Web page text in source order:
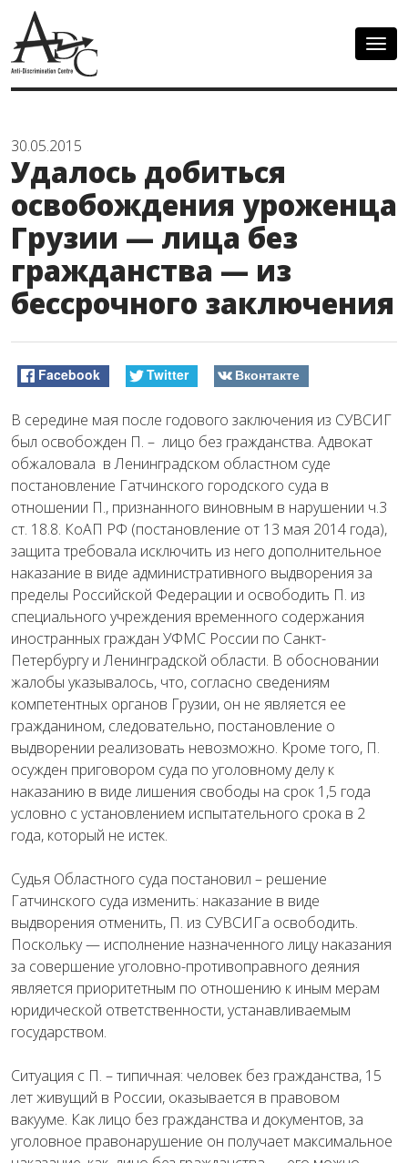
30.05.2015
Удалось добиться
освобождения уроженца
Грузии — лица без
гражданства — из
бессрочного заключения
Facebook Twitter Вконтакте
В середине мая после годового заключения из СУВСИГ
был освобожден П. – лицо без гражданства. Адвокат
обжаловала в Ленинградском областном суде
постановление Гатчинского городского суда в
отношении П., признанного виновным в нарушении ч.3
ст. 18.8. КоАП РФ (постановление от 13 мая 2014 года),
защита требовала исключить из него дополнительное
наказание в виде административного выдворения за
пределы Российской Федерации и освободить П. из
специального учреждения временного содержания
иностранных граждан УФМС России по Санкт-
Петербургу и Ленинградской области. В обосновании
жалобы указывалось, что, согласно сведениям
компетентных органов Грузии, он не является ее
гражданином, следовательно, постановление о
выдворении реализовать невозможно. Кроме того, П.
осужден приговором суда по уголовному делу к
наказанию в виде лишения свободы на срок 1,5 года
условно с установлением испытательного срока в 2
года, который не истек.
Судья Областного суда постановил – решение
Гатчинского суда изменить: наказание в виде
выдворения отменить, П. из СУВСИГа освободить.
Поскольку — исполнение назначенного лицу наказания
за совершение уголовно-противоправного деяния
является приоритетным по отношению к иным мерам
юридической ответственности, устанавливаемым
государством.
Ситуация с П. – типичная: человек без гражданства, 15
лет живущий в России, оказывается в правовом
вакууме. Как лицо без гражданства и документов, за
уголовное правонарушение он получает максимальное